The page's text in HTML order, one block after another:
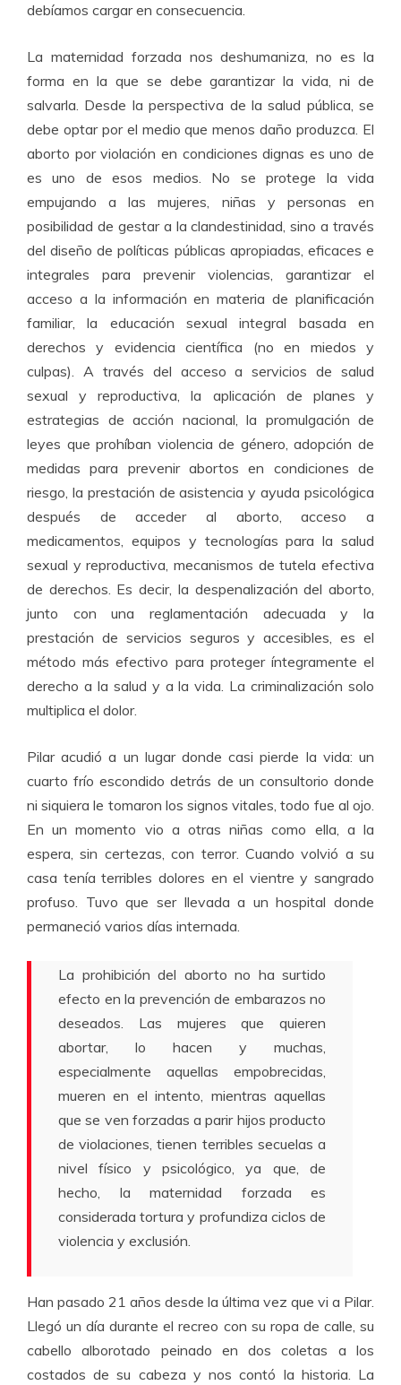
debíamos cargar en consecuencia.
La maternidad forzada nos deshumaniza, no es la
forma en la que se debe garantizar la vida, ni de
salvarla. Desde la perspectiva de la salud pública, se
debe optar por el medio que menos daño produzca. El
aborto por violación en condiciones dignas es uno de
es uno de esos medios. No se protege la vida
empujando a las mujeres, niñas y personas en
posibilidad de gestar a la clandestinidad, sino a través
del diseño de políticas públicas apropiadas, eficaces e
integrales para prevenir violencias, garantizar el
acceso a la información en materia de planificación
familiar, la educación sexual integral basada en
derechos y evidencia científica (no en miedos y
culpas). A través del acceso a servicios de salud
sexual y reproductiva, la aplicación de planes y
estrategias de acción nacional, la promulgación de
leyes que prohíban violencia de género, adopción de
medidas para prevenir abortos en condiciones de
riesgo, la prestación de asistencia y ayuda psicológica
después de acceder al aborto, acceso a
medicamentos, equipos y tecnologías para la salud
sexual y reproductiva, mecanismos de tutela efectiva
de derechos. Es decir, la despenalización del aborto,
junto con una reglamentación adecuada y la
prestación de servicios seguros y accesibles, es el
método más efectivo para proteger íntegramente el
derecho a la salud y a la vida. La criminalización solo
multiplica el dolor.
Pilar acudió a un lugar donde casi pierde la vida: un
cuarto frío escondido detrás de un consultorio donde
ni siquiera le tomaron los signos vitales, todo fue al ojo.
En un momento vio a otras niñas como ella, a la
espera, sin certezas, con terror. Cuando volvió a su
casa tenía terribles dolores en el vientre y sangrado
profuso. Tuvo que ser llevada a un hospital donde
permaneció varios días internada.
La prohibición del aborto no ha surtido
efecto en la prevención de embarazos no
deseados. Las mujeres que quieren
abortar, lo hacen y muchas,
especialmente aquellas empobrecidas,
mueren en el intento, mientras aquellas
que se ven forzadas a parir hijos producto
de violaciones, tienen terribles secuelas a
nivel físico y psicológico, ya que, de
hecho, la maternidad forzada es
considerada tortura y profundiza ciclos de
violencia y exclusión.
Han pasado 21 años desde la última vez que vi a Pilar.
Llegó un día durante el recreo con su ropa de calle, su
cabello alborotado peinado en dos coletas a los
costados de su cabeza y nos contó la historia. La